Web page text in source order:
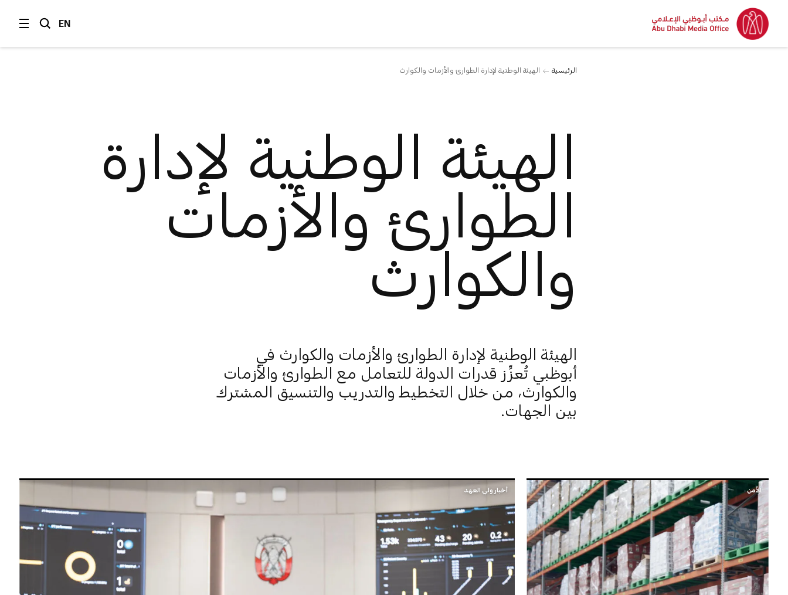
EN
الرئيسية الهيئة الوطنية لإدارة الطوارئ والأزمات والكوارث
الهيئة الوطنية لإدارة
الطوارئ والأزمات
والكوارث
الهيئة الوطنية لإدارة الطوارئ والأزمات والكوارث في
أبوظبي تُعزِّز قدرات الدولة للتعامل مع الطوارئ والأزمات
والكوارث، من خلال التخطيط والتدريب والتنسيق المشترك
بين الجهات.
الأمن أخبار ولي العهد